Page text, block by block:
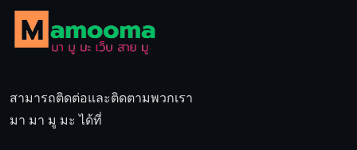
สามารถติดต่อและติดตามพวกเรา
มา มา มู มะ ได้ที่